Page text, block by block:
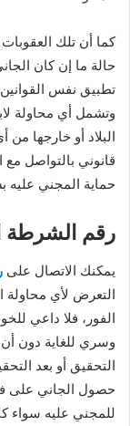
كما أن تلك
حالة ما إن كان
تطبيق نفس القوانين
وتشمل أي محاولة
البلاد أو خارجها
قانوني بالتواصل مع
حماية المجني عليه
رقم الشرطة
يمكنك الاتصال على
التعرض لأي محاولة
الفور، فلا داعي
وسري للغاية دون
التحقيق أو بعد
حصول الجاني على
للمجني عليه سواء